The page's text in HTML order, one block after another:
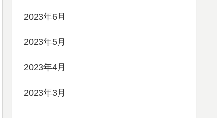
2023年6月
2023年5月
2023年4月
2023年3月